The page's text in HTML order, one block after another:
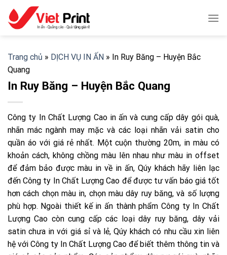
content
Trang chủ » DỊCH VỤ IN ẤN » In Ruy Băng – Huyện Bắc
Quang
In Ruy Băng – Huyện Bắc Quang
Công ty In Chất Lượng Cao in ấn và cung cấp dây gói quà,
nhãn mác ngành may mặc và các loại nhãn vải satin cho
quần áo với giá rẻ nhất. Một cuộn thường 20m, in màu có
khoản cách, không chồng màu lên nhau như màu in offset
để đảm bảo được màu in về in ấn, Qúy khách hãy liên lạc
đến Công ty In Chất Lượng Cao để được tư vấn báo giá tốt
hơn cách chọn màu in, chọn màu dây ruy băng, và số lượng
phù hợp. Ngoài thiết kế in ấn thành phẩm Công ty In Chất
Lượng Cao còn cung cấp các loại dây ruy băng, dây vải
satin chưa in với giá sỉ và lẻ, Qúy khách có nhu cầu xin liên
hệ với Công ty In Chất Lượng Cao để biết thêm thông tin và